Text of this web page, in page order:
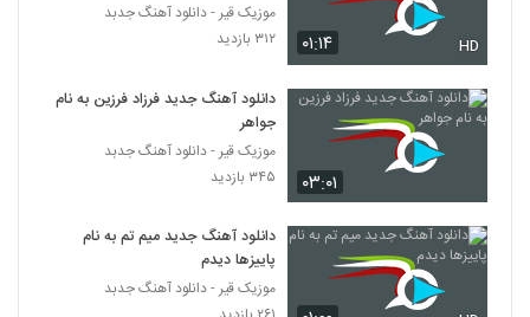
۰۱:۱۴ HD
موزیک قیر - دانلود آهنگ جدبد
۳۱۲ بازدید
۰۳:۰۱
دانلود آهنگ جدید فرزاد فرزین به نام
جواهر
موزیک قیر - دانلود آهنگ جدبد
۳۴۵ بازدید
دانلود آهنگ جدید میم تم به نام
پاییزها دیدم
موزیک قیر - دانلود آهنگ جدبد